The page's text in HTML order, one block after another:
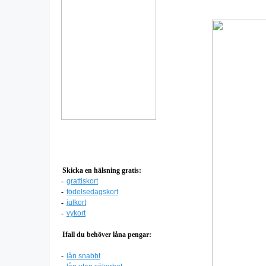
Skicka en hälsning gratis:
- grattiskort
- födelsedagskort
- julkort
- vykort
Ifall du behöver låna pengar:
- lån snabbt